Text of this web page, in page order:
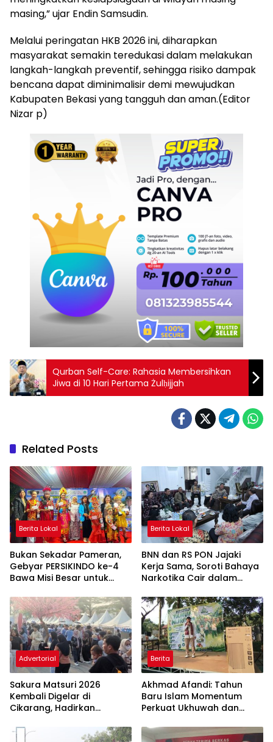
masing,” ujar Endin Samsudin.
​Melalui peringatan HKB 2026 ini, diharapkan
masyarakat semakin teredukasi dalam melakukan
langkah-langkah preventif, sehingga risiko dampak
bencana dapat diminimalisir demi mewujudkan
Kabupaten Bekasi yang tangguh dan aman.(Editor
Nizar p)
Qurban Self-Care: Rahasia Membersihkan
Jiwa di 10 Hari Pertama Żulḥijjah
Related Posts
Berita Lokal
Bukan Sekadar Pameran,
Gebyar PERSIKINDO ke-4
Bawa Misi Besar untuk
Berita Lokal
BNN dan RS PON Jajaki
Kerja Sama, Soroti Bahaya
Narkotika Cair dalam
Advertorial
Sakura Matsuri 2026
Kembali Digelar di
Cikarang, Hadirkan
Indonesia dan Jepang
Berita
Akhmad Afandi: Tahun
Baru Islam Momentum
Perkuat Ukhuwah dan